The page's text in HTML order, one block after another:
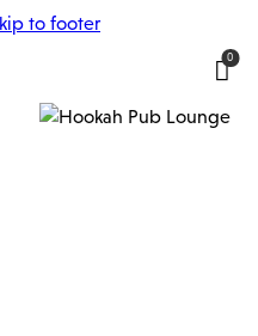
to footer
0